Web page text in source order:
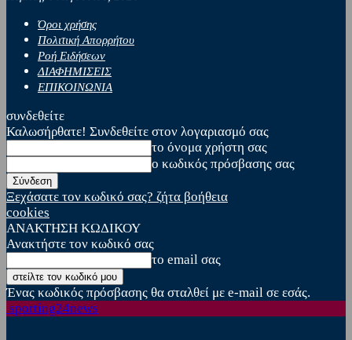
Όροι χρήσης
Πολιτική Απορρήτου
Ροή Ειδήσεων
ΔΙΑΦΗΜΙΣΕΙΣ
ΕΠΙΚΟΙΝΩΝΙΑ
συνδεθείτε
Καλωσήρθατε! Συνδεθείτε στον λογαριασμό σας
το όνομα χρήστη σας
ο κωδικός πρόσβασης σας
Ξεχάσατε τον κωδικό σας? ζήτα βοήθεια
cookies
ΑΝΑΚΤΗΣΗ ΚΩΔΙΚΟΥ
Ανακτήστε τον κωδικό σας
το email σας
Ένας κωδικός πρόσβασης θα σταλθεί με e-mail σε εσάς.
sporting24news